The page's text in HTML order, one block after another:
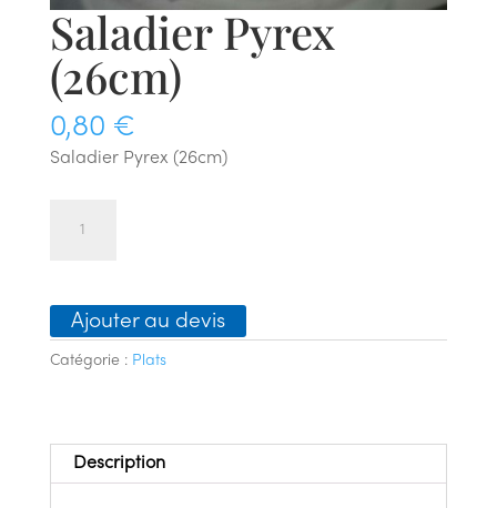
Saladier Pyrex
(26cm)
0,80 €
Saladier Pyrex (26cm)
(26cm)
Ajouter au devis
Catégorie : Plats
Description